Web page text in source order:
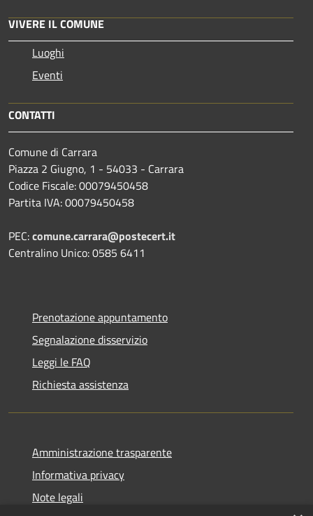
VIVERE IL COMUNE
Luoghi
Eventi
CONTATTI
Comune di Carrara
Piazza 2 Giugno, 1 - 54033 - Carrara
Codice Fiscale: 00079450458
Partita IVA: 00079450458
PEC:comune.carrara@postecert.it
Centralino Unico: 0585 6411
Prenotazione appuntamento
Segnalazione disservizio
Leggi le FAQ
Richiesta assistenza
Amministrazione trasparente
Informativa privacy
Note legali